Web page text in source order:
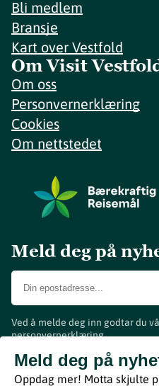
Bli medlem
Bransje
Kart over Vestfold
Om Visit
Om oss
Personvernerklæring
Cookies
Om nettstedet
Meld deg på
Ved å melde deg inn godtar du
personvernerklæring.
Meld deg på
Oppdag mer! Motta skjulte
www.visitvestfold.com
Turistinformasjon